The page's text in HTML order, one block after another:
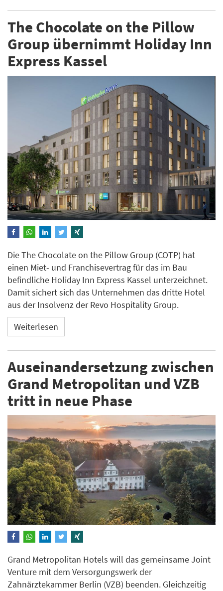
The Chocolate on the Pillow
Group übernimmt Holiday Inn
Express Kassel
Die The Chocolate on the Pillow Group (COTP) hat
einen Miet- und Franchisevertrag für das im Bau
befindliche Holiday Inn Express Kassel unterzeichnet.
Damit sichert sich das Unternehmen das dritte Hotel
aus der Insolvenz der Revo Hospitality Group.
Weiterlesen
Auseinandersetzung zwischen
Grand Metropolitan und VZB
tritt in neue Phase
Grand Metropolitan Hotels will das gemeinsame Joint
Venture mit dem Versorgungswerk der
Zahnärztekammer Berlin (VZB) beenden. Gleichzeitig